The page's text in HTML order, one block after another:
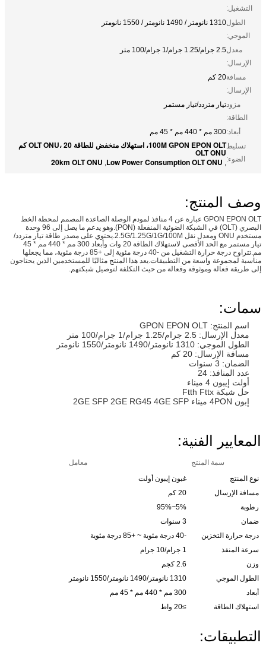
التشغيل:
الطول
الموجي:
1310 نانومتر / 1490 نانومتر / 1550 نانومتر
معدل
الإرسال:
2.5 جرام/1.25 جرام/1 جرام/100 متر
مسافة
الإرسال:
20 كم
مزود
الطاقة:
تيار متردد/تيار مستمر
أبعاد:300 مم * 440 مم * 45 مم
تسليط
الضوء:
100M GPON EPON OLT، استهلاك منخفض للطاقة OLT ONU، 20 كم
OLT ONU
,
Low Power Consumption OLT ONU
,
20km OLT ONU
وصف المنتج:
GPON EPON OLT عبارة عن 4 منافذ لمودم الوصلة الصاعدة المصمم لمحطة الخط
البصري (OLT) في الشبكة الضوئية المنفعلة (PON).وهو يدعم ما يصل إلى 96 وحدة
مستخدم ONU ومعدل نقل 2.5G/1.25G/1G/100M.يحتوي على مصدر طاقة تيار متردد/
تيار مستمر مع الحد الأقصى لاستهلاك الطاقة 20 وات وأبعاد 300 مم * 440 مم * 45
مم.تتراوح درجة حرارة التشغيل من -40 درجة مئوية إلى +85 درجة مئوية، مما يجعلها
مناسبة لمجموعة واسعة من التطبيقات.يعد هذا المنتج مثاليًا للمستخدمين الذين يحتاجون
إلى طريقة فعالة وموثوقة وفعالة من حيث التكلفة لتوصيل شبكتهم.
سمات:
اسم المنتج: GPON EPON OLT
معدل الإرسال: 2.5 جرام/1.25 جرام/1 جرام/100 متر
الطول الموجي: 1310 نانومتر/1490 نانومتر/1550 نانومتر
مسافة الإرسال: 20 كم
الضمان: 3 سنوات
عدد المنافذ: 24
أولت إيبون 4 ميناء
حل شبكة Ftth Fttx
إبون 4PON ميناء 2GE SFP 2GE RG45 4GE SFP
المعايير الفنية:
سمة المنتج
معامل
نوع المنتج
غبون إيبون أولت
مسافة الإرسال
20 كم
رطوبة
5%~95%
ضمان
3 سنوات
درجة حرارة التخزين
-40 درجة مئوية ~ +85 درجة مئوية
سرعة المنفذ
1 جرام/10 جرام
وزن
2.6 كجم
الطول الموجي
1310 نانومتر/1490 نانومتر/1550 نانومتر
أبعاد
300 مم * 440 مم * 45 مم
استهلاك الطاقة
≥20 واط
التطبيقات: